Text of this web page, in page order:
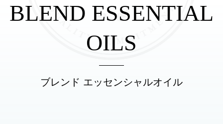
BLEND ESSENTIAL
OILS
ブレンド エッセンシャルオイル